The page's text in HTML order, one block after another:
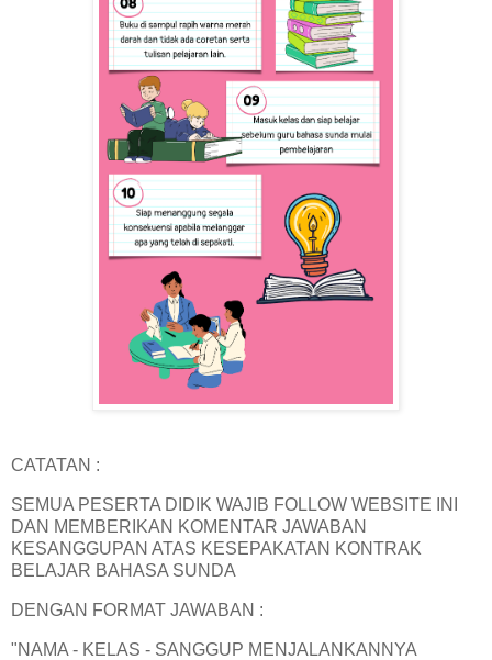
CATATAN :
SEMUA PESERTA DIDIK WAJIB FOLLOW WEBSITE INI
DAN MEMBERIKAN KOMENTAR JAWABAN
KESANGGUPAN ATAS KESEPAKATAN KONTRAK
BELAJAR BAHASA SUNDA
DENGAN FORMAT JAWABAN :
"NAMA - KELAS - SANGGUP MENJALANKANNYA